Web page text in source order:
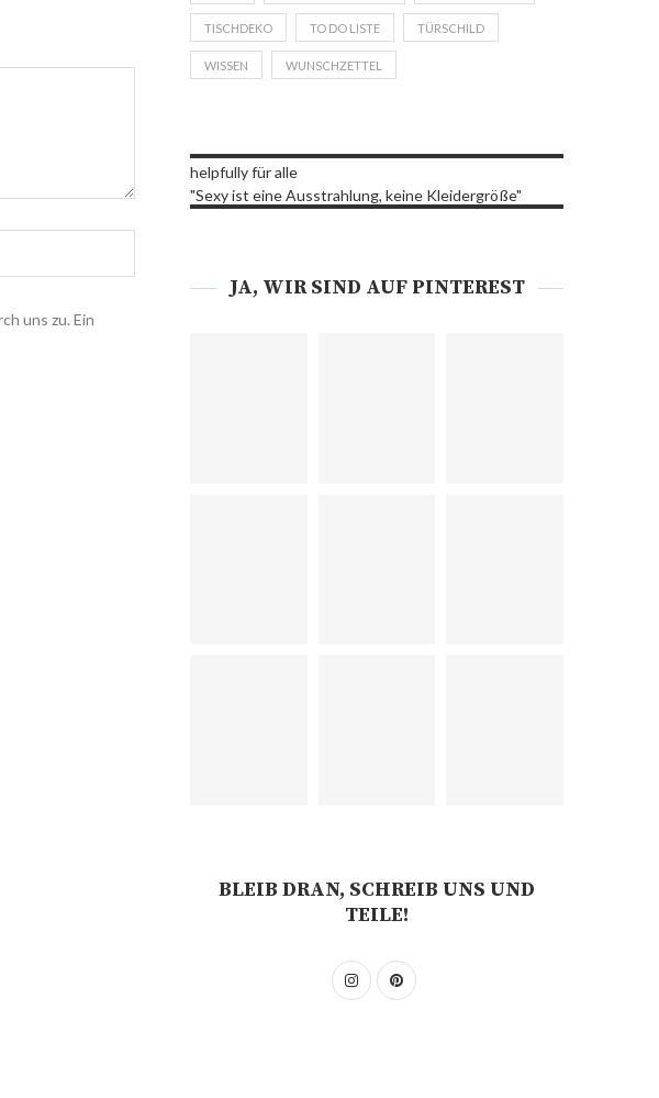
uns zu. Ein
TISCHDEKO TO DO LISTE TÜRSCHILD
WISSEN WUNSCHZETTEL
helpfully für alle
"Sexy ist eine Ausstrahlung, keine Kleidergröße"
JA, WIR SIND AUF PINTEREST
BLEIB DRAN, SCHREIB UNS UND
TEILE!